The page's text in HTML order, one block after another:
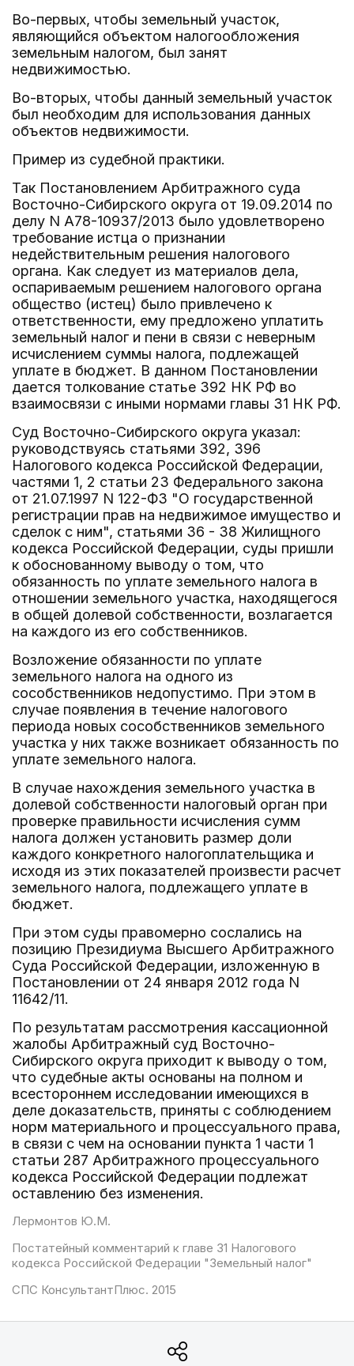
Во-первых, чтобы земельный участок,
являющийся объектом налогообложения
земельным налогом, был занят
недвижимостью.
Во-вторых, чтобы данный земельный участок
был необходим для использования данных
объектов недвижимости.
Пример из судебной практики.
Так Постановлением Арбитражного суда
Восточно-Сибирского округа от 19.09.2014 по
делу N А78-10937/2013 было удовлетворено
требование истца о признании
недействительным решения налогового
органа. Как следует из материалов дела,
оспариваемым решением налогового органа
общество (истец) было привлечено к
ответственности, ему предложено уплатить
земельный налог и пени в связи с неверным
исчислением суммы налога, подлежащей
уплате в бюджет. В данном Постановлении
дается толкование статье 392 НК РФ во
взаимосвязи с иными нормами главы 31 НК РФ.
Суд Восточно-Сибирского округа указал:
руководствуясь статьями 392, 396
Налогового кодекса Российской Федерации,
частями 1, 2 статьи 23 Федерального закона
от 21.07.1997 N 122-ФЗ "О государственной
регистрации прав на недвижимое имущество и
сделок с ним", статьями 36 - 38 Жилищного
кодекса Российской Федерации, суды пришли
к обоснованному выводу о том, что
обязанность по уплате земельного налога в
отношении земельного участка, находящегося
в общей долевой собственности, возлагается
на каждого из его собственников.
Возложение обязанности по уплате
земельного налога на одного из
сособственников недопустимо. При этом в
случае появления в течение налогового
периода новых сособственников земельного
участка у них также возникает обязанность по
уплате земельного налога.
В случае нахождения земельного участка в
долевой собственности налоговый орган при
проверке правильности исчисления сумм
налога должен установить размер доли
каждого конкретного налогоплательщика и
исходя из этих показателей произвести расчет
земельного налога, подлежащего уплате в
бюджет.
При этом суды правомерно сослались на
позицию Президиума Высшего Арбитражного
Суда Российской Федерации, изложенную в
Постановлении от 24 января 2012 года N
11642/11.
По результатам рассмотрения кассационной
жалобы Арбитражный суд Восточно-
Сибирского округа приходит к выводу о том,
что судебные акты основаны на полном и
всестороннем исследовании имеющихся в
деле доказательств, приняты с соблюдением
норм материального и процессуального права,
в связи с чем на основании пункта 1 части 1
статьи 287 Арбитражного процессуального
кодекса Российской Федерации подлежат
оставлению без изменения.
Лермонтов Ю.М.
Постатейный комментарий к главе 31 Налогового
кодекса Российской Федерации "Земельный налог"
СПС КонсультантПлюс. 2015